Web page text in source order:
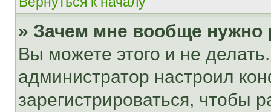
» Зачем мне вообще нужно
Вы можете этого и не
администратор настроил
зарегистрироваться, чтобы